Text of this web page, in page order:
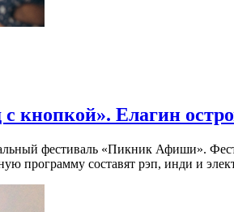
кнопкой». Елагин
фестиваль «Пикник Афиши».
программу составят рэп, инди и